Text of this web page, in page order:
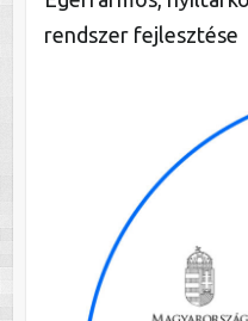
rendszer fejlesztése